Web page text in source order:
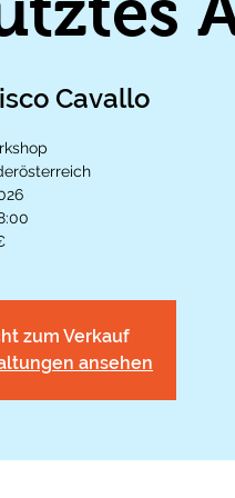
Cavallo
zum Verkauf
ansehen